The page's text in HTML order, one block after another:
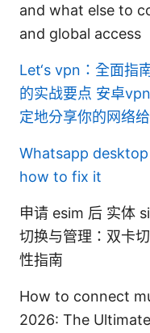
and what else to
and global access
Let‘s vpn：全面指
的实战要点 安卓
定地分享你的网络
Whatsapp
how to fix it
申请 esim 后 实体
切换与管理：双卡
性指南
How to connect
2026: The